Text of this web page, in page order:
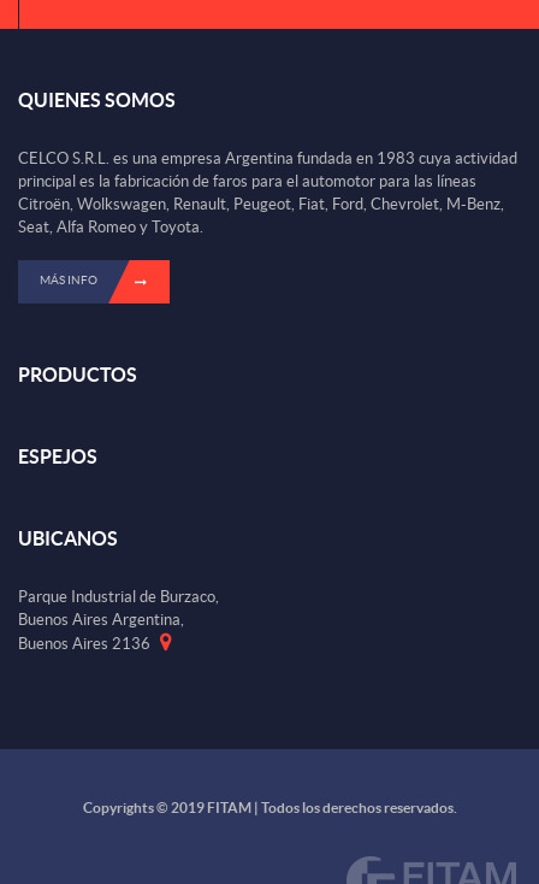
QUIENES SOMOS
CELCO S.R.L. es una empresa Argentina fundada en 1983 cuya actividad
principal es la fabricación de faros para el automotor para las líneas
Citroën, Wolkswagen, Renault, Peugeot, Fiat, Ford, Chevrolet, M-Benz,
Seat, Alfa Romeo y Toyota.
MÁS INFO
PRODUCTOS
ESPEJOS
UBICANOS
Parque Industrial de Burzaco,
Buenos Aires Argentina,
Buenos Aires 2136
Copyrights © 2019 FITAM | Todos los derechos reservados.